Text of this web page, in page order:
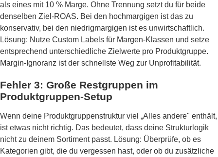
als eines mit 10 % Marge. Ohne Trennung setzt du für beide
denselben Ziel-ROAS. Bei den hochmargigen ist das zu
konservativ, bei den niedrigmargigen ist es unwirtschaftlich.
Lösung: Nutze Custom Labels für Margen-Klassen und setze
entsprechend unterschiedliche Zielwerte pro Produktgruppe.
Margin-Ignoranz ist der schnellste Weg zur Unprofitabilität.
Fehler 3: Große Restgruppen im
Produktgruppen-Setup
Wenn deine Produktgruppenstruktur viel „Alles andere" enthält,
ist etwas nicht richtig. Das bedeutet, dass deine Strukturlogik
nicht zu deinem Sortiment passt. Lösung: Überprüfe, ob es
Kategorien gibt, die du vergessen hast, oder ob du zusätzliche